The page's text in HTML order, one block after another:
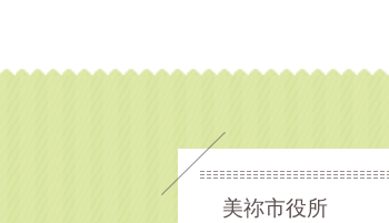
美祢市役所